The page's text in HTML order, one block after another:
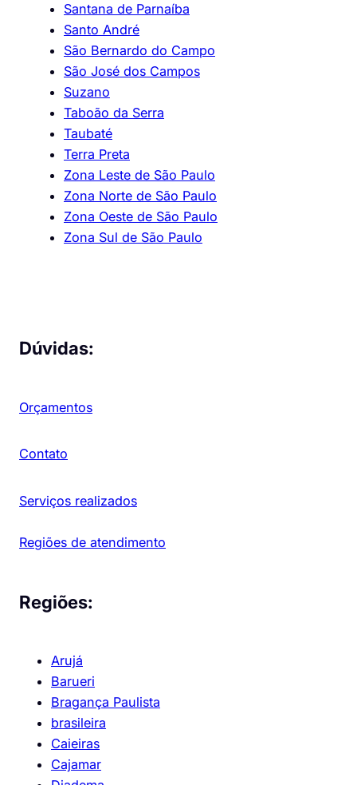
Santana de Parnaíba
Santo André
São Bernardo do Campo
São José dos Campos
Suzano
Taboão da Serra
Taubaté
Terra Preta
Zona Leste de São Paulo
Zona Norte de São Paulo
Zona Oeste de São Paulo
Zona Sul de São Paulo
Dúvidas:
Orçamentos
Contato
Serviços realizados
Regiões de atendimento
Regiões:
Arujá
Barueri
Bragança Paulista
brasileira
Caieiras
Cajamar